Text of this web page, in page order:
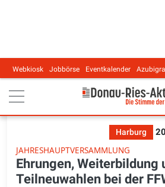
Main navigation
Webkiosk Jobbörse Eventkalender
Harburg
JAHRESHAUPTVERSAMMLUNG
Ehrungen, Weiterbildung
Teilneuwahlen bei der